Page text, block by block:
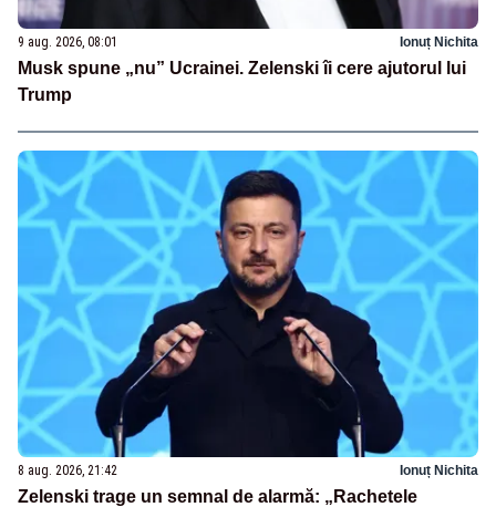
9 aug. 2026, 08:01 Ionuț Nichita
Musk spune „nu” Ucrainei. Zelenski îi cere ajutorul lui
Trump
8 aug. 2026, 21:42 Ionuț Nichita
Zelenski trage un semnal de alarmă: „Rachetele